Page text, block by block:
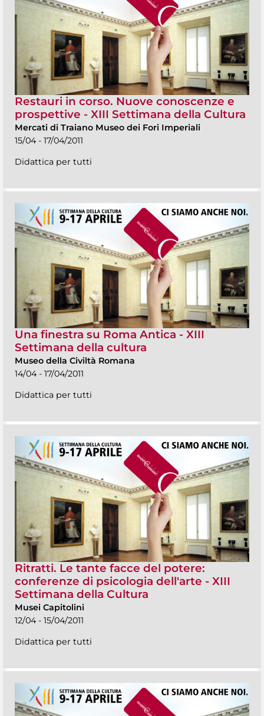
Restauri in corso. Nuove conoscenze e
prospettive - XIII Settimana della Cultura
Mercati di Traiano Museo dei Fori Imperiali
15/04 - 17/04/2011
Didattica per tutti
Una finestra su Roma Antica - XIII
Settimana della cultura
Museo della Civiltà Romana
14/04 - 17/04/2011
Didattica per tutti
Ritratti. Le tante facce del potere:
conferenze di psicologia dell'arte - XIII
Settimana della Cultura
Musei Capitolini
12/04 - 15/04/2011
Didattica per tutti